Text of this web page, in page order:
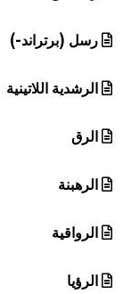
رسل (برتراند-)
الرشدية اللاتينية
الرق
الرهبنة
الرواقية
الرؤيا